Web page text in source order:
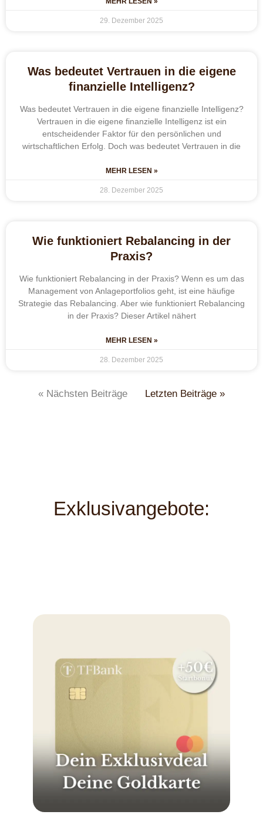
29. Dezember 2025
Was bedeutet Vertrauen in die eigene
finanzielle Intelligenz?
Was bedeutet Vertrauen in die eigene finanzielle Intelligenz?
Vertrauen in die eigene finanzielle Intelligenz ist ein
entscheidender Faktor für den persönlichen und
wirtschaftlichen Erfolg. Doch was bedeutet Vertrauen in die
MEHR LESEN »
28. Dezember 2025
Wie funktioniert Rebalancing in der
Praxis?
Wie funktioniert Rebalancing in der Praxis? Wenn es um das
Management von Anlageportfolios geht, ist eine häufige
Strategie das Rebalancing. Aber wie funktioniert Rebalancing
in der Praxis? Dieser Artikel nähert
MEHR LESEN »
28. Dezember 2025
« Nächsten Beiträge Letzten Beiträge »
Exklusivangebote: